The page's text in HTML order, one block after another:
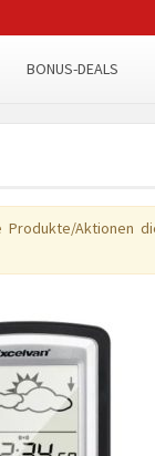
BONUS-DEALS
Aktionen